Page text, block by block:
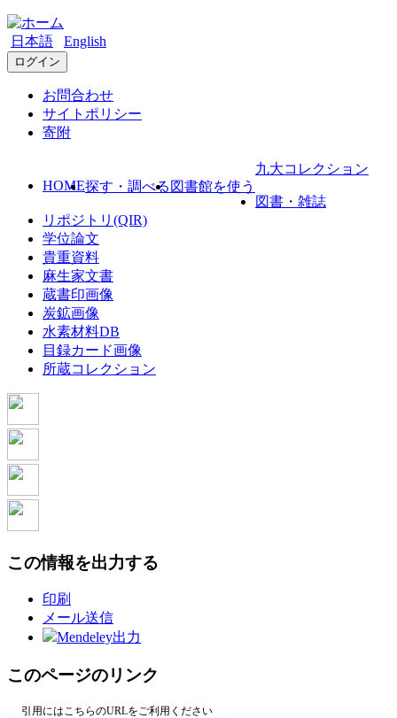
日本語 English
ログイン
お問合わせ
サイトポリシー
寄附
HOME探す・調べる 図書館を使う
九大コレクション
図書・雑誌
リポジトリ(QIR)
学位論文
貴重資料
麻生家文書
蔵書印画像
炭鉱画像
水素材料DB
目録カード画像
所蔵コレクション
この情報を出力する
印刷
メール送信
Mendeley出力
このページのリンク
引用にはこちらのURLをご利用ください